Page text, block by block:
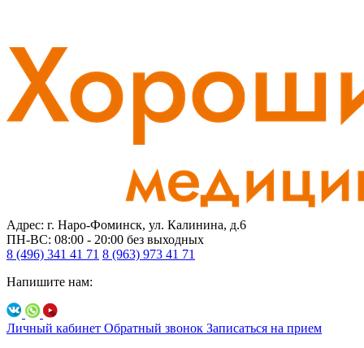
Адрес: г. Наро-Фоминск, ул. Калинина, д.6
ПН-ВС: 08:00 - 20:00 без выходных
8 (496) 341 41 71 8 (963) 973 41 71
Напишите нам:
Личный кабинет Обратный звонок Записаться на прием